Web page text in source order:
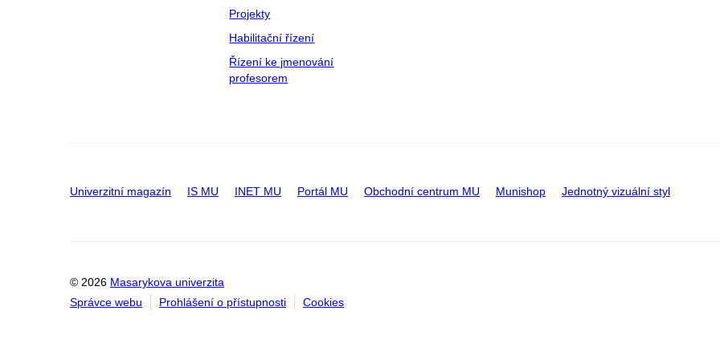
Projekty
Habilitační řízení
Řízení ke jmenování
profesorem
Univerzitní magazín IS MU INET MU Portál MU Obchodní centrum MU Munishop Jednotný vizuální styl
© 2026 Masarykova univerzita
Správce webu
Prohlášení o přístupnosti Cookies